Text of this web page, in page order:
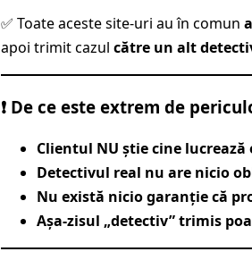
✅ Toate aceste site-uri au în comun
apoi trimit cazul către un alt
❗ De ce este extrem de
Clientul NU știe cine lucrează
Detectivul real nu are nicio
Nu există nicio garanție că
Așa-zisul „detectiv” trimis